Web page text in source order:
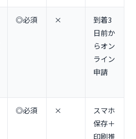
ち物追加リスト｜一人旅・カップ
ープ
ラベル）｜セキュリティポーチ・南
共有できるアイテムで荷物削減
れ）｜ベビーカー・おむつ・離乳食
3人以上）｜シェアアイテムリストで
◎必須 ×
到着3
日前か
らオン
ライン
申請
◎必須 ×
スマホ
保存＋
印刷推